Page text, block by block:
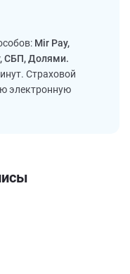
Mir Pay,
СБП, Долями.
Страховой
электронную